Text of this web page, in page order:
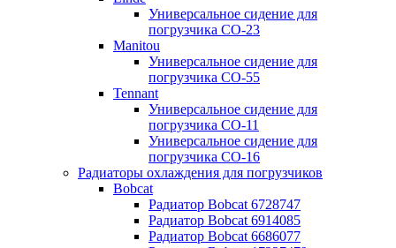
Универсальное сидение для
погрузчика CO-23
Manitou
Универсальное сидение для
погрузчика CO-55
Tennant
Универсальное сидение для
погрузчика CO-11
Универсальное сидение для
погрузчика CO-16
Радиаторы охлаждения для погрузчиков
Bobcat
Радиатор Bobcat 6728747
Радиатор Bobcat 6914085
Радиатор Bobcat 6686077